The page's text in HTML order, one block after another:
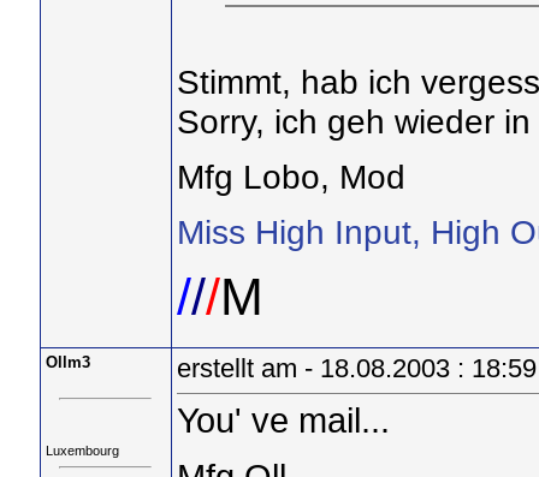
Stimmt, hab ich
Sorry, ich geh wieder
Mfg Lobo, Mod
Miss High Input, High
///M
Ollm3
Luxembourg
erstellt am - 18.08.2003 :
You' ve mail...